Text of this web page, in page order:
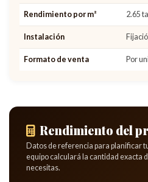
Rendimiento por m² 2.65
Instalación
Formato de venta Por
Rendimiento del
Datos de referencia para planificar
equipo calculará la cantidad exacta
necesitas.